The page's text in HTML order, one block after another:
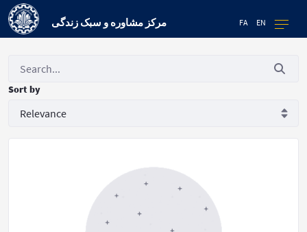
FA EN مرکز مشاوره و سبک زندگی
Sort by